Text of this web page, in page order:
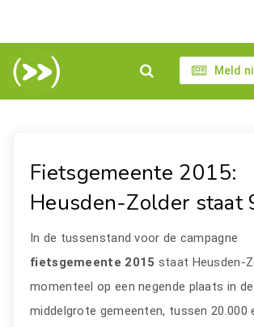
Meld
Fietsgemeente 2015:
Heusden-Zolder staat
In de tussenstand voor de campagne
fietsgemeente 2015 staat Heusden-
momenteel op een negende plaats in
middelgrote gemeenten, tussen 20.000